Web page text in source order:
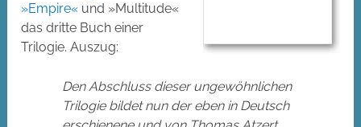
»Empire« und »Multitude«
das dritte Buch einer
Trilogie. Auszug:
Den Abschluss dieser ungewöhnlichen
Trilogie bildet nun der eben in Deutsch